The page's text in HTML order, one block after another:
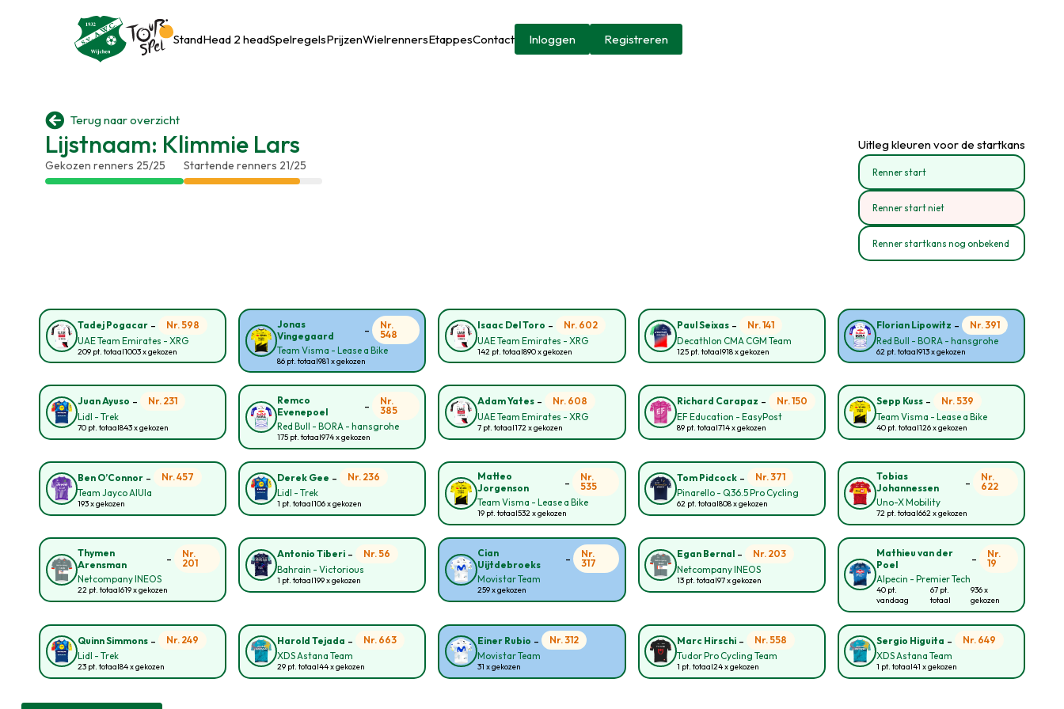
StandHead 2 headSpelregelsPrijzenWielrennersEtappesContact Inloggen Registreren
 Terug naar overzicht
Lijstnaam: Klimmie Lars
Gekozen renners 25/25 Startende renners 21/25
Uitleg kleuren voor de startkans
Renner start
Renner start niet
Renner startkans nog onbekend
Tadej Pogacar -
Nr. 598
UAE Team Emirates - XRG
209 pt. totaal1003 x gekozen
Jonas
Vingegaard
-
Nr.
548
Team Visma - Lease a Bike
86 pt. totaal981 x gekozen
Isaac Del Toro -
Nr. 602
UAE Team Emirates - XRG
142 pt. totaal890 x gekozen
Paul Seixas-
Nr. 141
Decathlon CMA CGM Team
125 pt. totaal918 x gekozen
Florian Lipowitz -
Nr. 391
Red Bull - BORA - hansgrohe
62 pt. totaal913 x gekozen
Juan Ayuso -
Nr. 231
Lidl - Trek
70 pt. totaal843 x gekozen
Remco
Evenepoel
-
Nr.
385
Red Bull - BORA - hansgrohe
175 pt. totaal974 x gekozen
Adam Yates-
Nr. 608
UAE Team Emirates - XRG
7 pt. totaal172 x gekozen
Richard Carapaz -
Nr. 150
EF Education - EasyPost
89 pt. totaal714 x gekozen
Sepp Kuss-
Nr. 539
Team Visma - Lease a Bike
40 pt. totaal126 x gekozen
Ben O’Connor -
Nr. 457
Team Jayco AlUla
193 x gekozen
Derek Gee -
Nr. 236
Lidl - Trek
1 pt. totaal106 x gekozen
Matteo
Jorgenson
-
Nr.
535
Team Visma - Lease a Bike
19 pt. totaal532 x gekozen
Tom Pidcock-
Nr. 371
Pinarello - Q36.5 Pro Cycling
62 pt. totaal808 x gekozen
Tobias
Johannessen
-
Nr.
622
Uno-X Mobility
72 pt. totaal662 x gekozen
Thymen
Arensman
-
Nr.
201
Netcompany INEOS
22 pt. totaal619 x gekozen
Antonio Tiberi -
Nr. 56
Bahrain - Victorious
1 pt. totaal199 x gekozen
Cian
Uijtdebroeks
-
Nr.
317
Movistar Team
259 x gekozen
Egan Bernal-
Nr. 203
Netcompany INEOS
13 pt. totaal97 x gekozen
Mathieu van der
Poel
-
Nr.
19
Alpecin - Premier Tech
40 pt.
vandaag
67 pt.
totaal
936 x
gekozen
Quinn Simmons -
Nr. 249
Lidl - Trek
23 pt. totaal84 x gekozen
Harold Tejada -
Nr. 663
XDS Astana Team
29 pt. totaal44 x gekozen
Einer Rubio -
Nr. 312
Movistar Team
31 x gekozen
Marc Hirschi-
Nr. 558
Tudor Pro Cycling Team
1 pt. totaal24 x gekozen
Sergio Higuita -
Nr. 649
XDS Astana Team
1 pt. totaal41 x gekozen